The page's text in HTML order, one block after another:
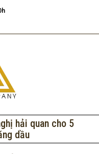
hải quan cho 5
dầu